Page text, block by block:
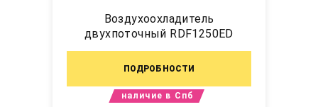
Воздухоохладитель
двухпоточный RDF1250ED
ПОДРОБНОСТИ
наличие в Спб